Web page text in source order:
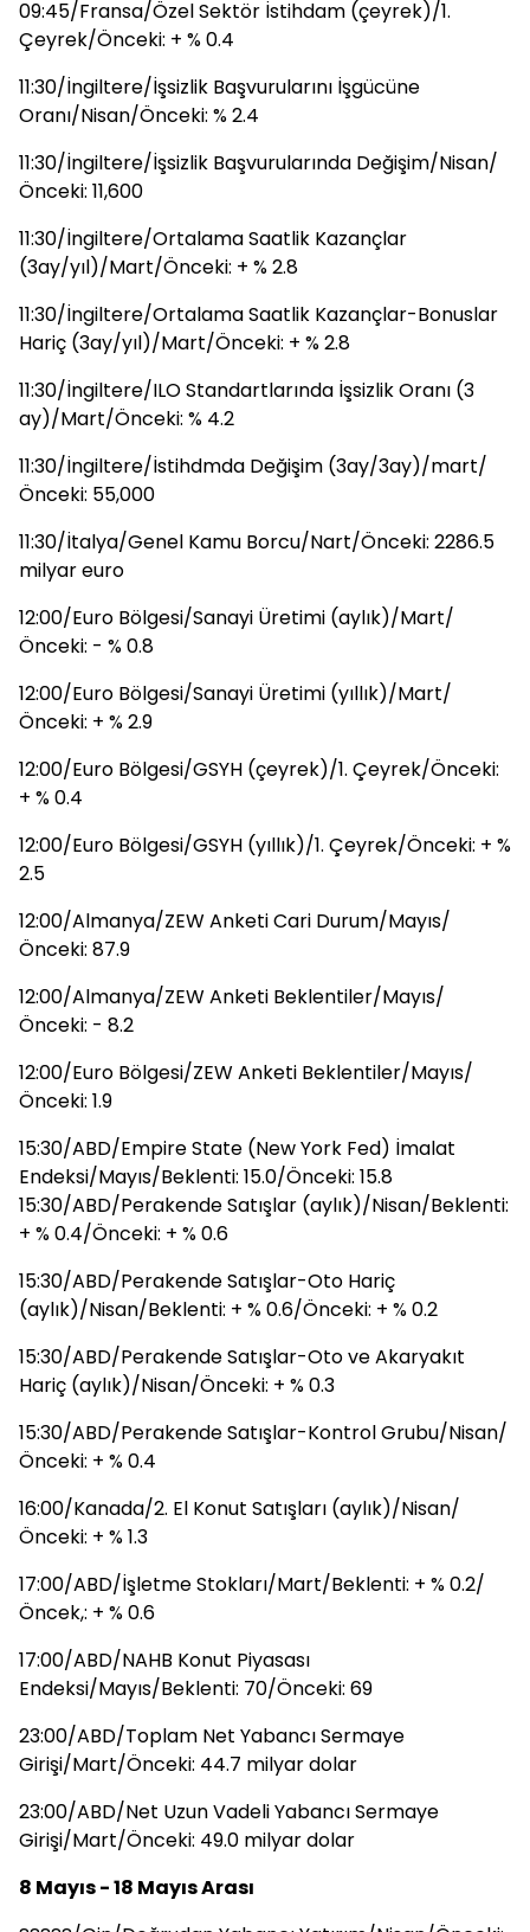
09:45/Fransa/Özel Sektör İstihdam (çeyrek)/1.
Çeyrek/Önceki: + % 0.4
11:30/İngiltere/İşsizlik Başvurularını İşgücüne
Oranı/Nisan/Önceki: % 2.4
11:30/İngiltere/İşsizlik Başvurularında Değişim/Nisan/
Önceki: 11,600
11:30/İngiltere/Ortalama Saatlik Kazançlar
(3ay/yıl)/Mart/Önceki: + % 2.8
11:30/İngiltere/Ortalama Saatlik Kazançlar-Bonuslar
Hariç (3ay/yıl)/Mart/Önceki: + % 2.8
11:30/İngiltere/ILO Standartlarında İşsizlik Oranı (3
ay)/Mart/Önceki: % 4.2
11:30/İngiltere/İstihdmda Değişim (3ay/3ay)/mart/
Önceki: 55,000
11:30/İtalya/Genel Kamu Borcu/Nart/Önceki: 2286.5
milyar euro
12:00/Euro Bölgesi/Sanayi Üretimi (aylık)/Mart/
Önceki: - % 0.8
12:00/Euro Bölgesi/Sanayi Üretimi (yıllık)/Mart/
Önceki: + % 2.9
12:00/Euro Bölgesi/GSYH (çeyrek)/1. Çeyrek/Önceki:
+ % 0.4
12:00/Euro Bölgesi/GSYH (yıllık)/1. Çeyrek/Önceki: + %
2.5
12:00/Almanya/ZEW Anketi Cari Durum/Mayıs/
Önceki: 87.9
12:00/Almanya/ZEW Anketi Beklentiler/Mayıs/
Önceki: - 8.2
12:00/Euro Bölgesi/ZEW Anketi Beklentiler/Mayıs/
Önceki: 1.9
15:30/ABD/Empire State (New York Fed) İmalat
Endeksi/Mayıs/Beklenti: 15.0/Önceki: 15.8
15:30/ABD/Perakende Satışlar (aylık)/Nisan/Beklenti:
+ % 0.4/Önceki: + % 0.6
15:30/ABD/Perakende Satışlar-Oto Hariç
(aylık)/Nisan/Beklenti: + % 0.6/Önceki: + % 0.2
15:30/ABD/Perakende Satışlar-Oto ve Akaryakıt
Hariç (aylık)/Nisan/Önceki: + % 0.3
15:30/ABD/Perakende Satışlar-Kontrol Grubu/Nisan/
Önceki: + % 0.4
16:00/Kanada/2. El Konut Satışları (aylık)/Nisan/
Önceki: + % 1.3
17:00/ABD/İşletme Stokları/Mart/Beklenti: + % 0.2/
Öncek,: + % 0.6
17:00/ABD/NAHB Konut Piyasası
Endeksi/Mayıs/Beklenti: 70/Önceki: 69
23:00/ABD/Toplam Net Yabancı Sermaye
Girişi/Mart/Önceki: 44.7 milyar dolar
23:00/ABD/Net Uzun Vadeli Yabancı Sermaye
Girişi/Mart/Önceki: 49.0 milyar dolar
8 Mayıs - 18 Mayıs Arası